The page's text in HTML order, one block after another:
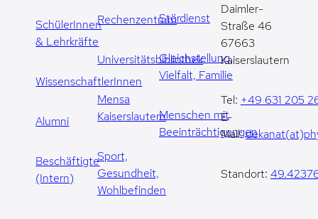
SchülerInnen
& Lehrkräfte
WissenschaftlerInnen
Alumni
Beschäftigte
(Intern)
Rechenzentrum
Universitätsbibliothek
Mensa
Kaiserslautern
Sport,
Gesundheit,
Wohlbefinden
Stördienst
Gleichstellung,
Vielfalt, Familie
Menschen mit
Beeinträchtigungen
Daimler-
Straße 46
67663
Kaiserslautern
Tel: +49 631 205
E-
Mail:
Standort: